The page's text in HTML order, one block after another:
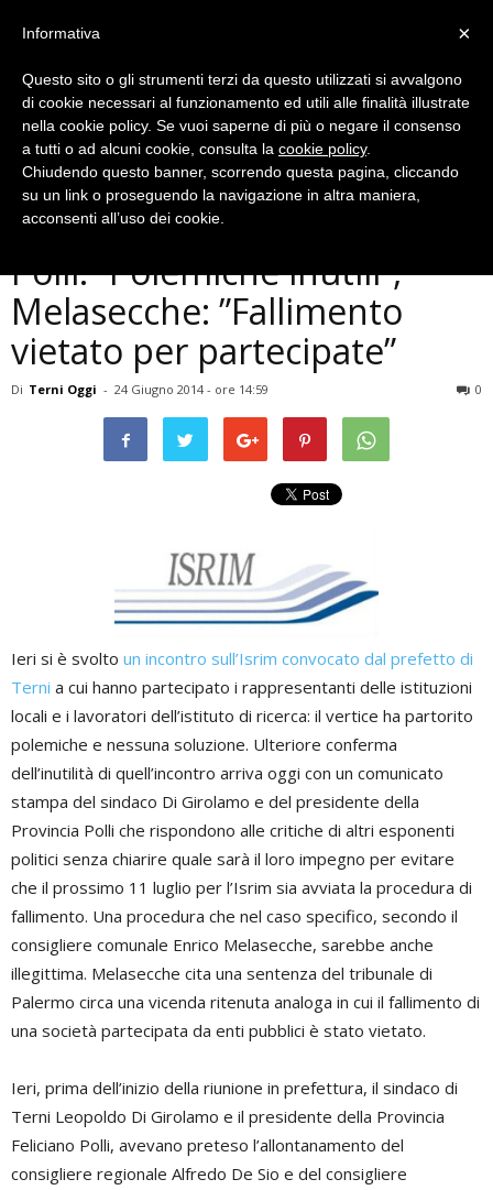
Politica
Terni, Isrim, Di Girolamo e
Polli: ”Polemiche inutili”,
Melasecche: ”Fallimento
vietato per partecipate”
Di Terni Oggi - 24 Giugno 2014 - ore 14:59 0
Ieri si è svolto un incontro sull’Isrim convocato dal prefetto di
Terni a cui hanno partecipato i rappresentanti delle istituzioni
locali e i lavoratori dell’istituto di ricerca: il vertice ha partorito
polemiche e nessuna soluzione. Ulteriore conferma
dell’inutilità di quell’incontro arriva oggi con un comunicato
stampa del sindaco Di Girolamo e del presidente della
Provincia Polli che rispondono alle critiche di altri esponenti
politici senza chiarire quale sarà il loro impegno per evitare
che il prossimo 11 luglio per l’Isrim sia avviata la procedura di
fallimento. Una procedura che nel caso specifico, secondo il
consigliere comunale Enrico Melasecche, sarebbe anche
illegittima. Melasecche cita una sentenza del tribunale di
Palermo circa una vicenda ritenuta analoga in cui il fallimento di
una società partecipata da enti pubblici è stato vietato.
Ieri, prima dell’inizio della riunione in prefettura, il sindaco di
Terni Leopoldo Di Girolamo e il presidente della Provincia
Feliciano Polli, avevano preteso l’allontanamento del
consigliere regionale Alfredo De Sio e del consigliere
×
Informativa
Questo sito o gli strumenti terzi da questo utilizzati si avvalgono
di cookie necessari al funzionamento ed utili alle finalità illustrate
nella cookie policy. Se vuoi saperne di più o negare il consenso
a tutti o ad alcuni cookie, consulta la cookie policy.
Chiudendo questo banner, scorrendo questa pagina, cliccando
su un link o proseguendo la navigazione in altra maniera,
acconsenti all’uso dei cookie.